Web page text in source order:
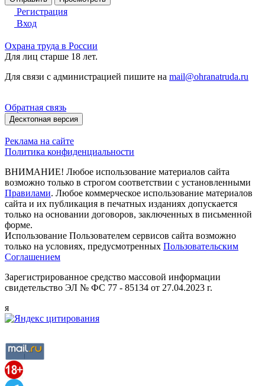
Регистрация
Вход
Охрана труда в России
Для лиц старше 18 лет.
Для связи с администрацией пишите на mail@ohranatruda.ru
Обратная связь
Десктопная версия
Реклама на сайте
Политика конфиденциальности
ВНИМАНИЕ! Любое использование материалов сайта
возможно только в строгом соответствии с установленными
Правилами. Любое коммерческое использование материалов
сайта и их публикация в печатных изданиях допускается
только на основании договоров, заключенных в письменной
форме.
Использование Пользователем сервисов сайта возможно
только на условиях, предусмотренных Пользовательским
Соглашением
Зарегистрированное средство массовой информации
свидетельство ЭЛ № ФС 77 - 85134 от 27.04.2023 г.
я